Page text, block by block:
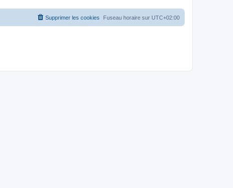
Fuseau horaire sur UTC+02:00
Supprimer les cookies